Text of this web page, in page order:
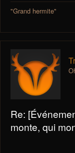
"Grand hermite"
Re:
monte, qui